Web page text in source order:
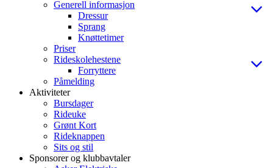
Generell informasjon
Dressur
Sprang
Knøttetimer
Priser
Rideskolehestene
Forryttere
Påmelding
Aktiviteter
Bursdager
Rideuke
Grønt Kort
Rideknappen
Sits og stil
Sponsorer og klubbavtaler